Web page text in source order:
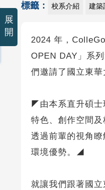
標籤：
校系介紹 建築
2024 年，
OPEN DAY」系
們邀請了國立東華
◤由本系直升碩士
特色、創作空間
透過前輩的視角
環境優勢。◢
就讓我們跟著國
展
開